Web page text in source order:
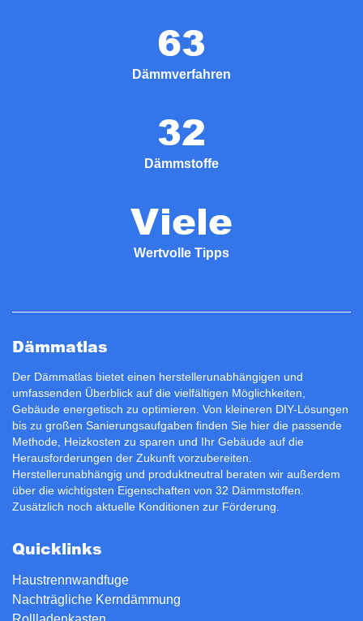
63
Dämmverfahren
32
Dämmstoffe
Viele
Wertvolle Tipps
Dämmatlas
Der Dämmatlas bietet einen herstellerunabhängigen und
umfassenden Überblick auf die vielfältigen Möglichkeiten,
Gebäude energetisch zu optimieren. Von kleineren DIY-Lösungen
bis zu großen Sanierungsaufgaben finden Sie hier die passende
Methode, Heizkosten zu sparen und Ihr Gebäude auf die
Herausforderungen der Zukunft vorzubereiten.
Herstellerunabhängig und produktneutral beraten wir außerdem
über die wichtigsten Eigenschaften von 32 Dämmstoffen.
Zusätzlich noch aktuelle Konditionen zur Förderung
Quicklinks
Haustrennwandfuge
Nachträgliche Kerndämmung